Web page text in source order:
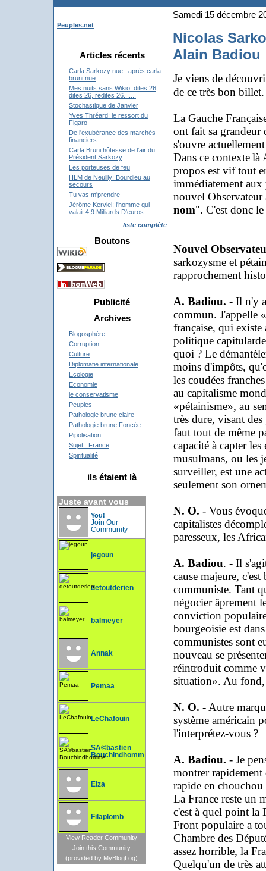
Peuples.net
Articles récents
Carla Sarkozy nue...après carla
bruni nue
Mes nuits sans Wikio: dites 26,
dites 26, redites 26.......
Stochastique de Janvier
Yves Thréard: le ressort du
Figaro
De l'exubérance des marchés
financiers
Carla Bruni hôtesse de l'air du
Président Sarkozy
Les porteuses de feu
HLM de Neuilly: Bourdieu au
secours
Tu vas m'prendre
Jérôme Kerviel: l'homme qui
valait 4,9 Milliards D'euros
liste complète
Boutons
Publicité
Archives
Blogosphère
Corruption
Culture
Diplomatie internationale
Ecologie
Economie
le conservatisme
Peuples
Pathologie brune claire
Pathologie brune Foncée
Pipolisation
Sujet : France
Spiritualité
ils étaient là
Juste avant vous
You!
Join Our
Community
jegoun
detoutderien
balmeyer
Annak
Pemaa
LeChafouin
SÃ©bastien
Bouchindhomme
Elza
Filaplomb
View Reader Community
Join this Community
(provided by MyBlogLog)
Samedi 15 décembre
Nicolas
Alain Badiou
Je viens de
de ce très bon billet.
La Gauche
ont fait sa grandeur
s'ouvre
Dans ce contextelà
propos est vif tout
immédiatement
nouvel
nom". C'est donc
Nouvel
sarkozysme et
rapprochement
A. Badiou. - Il n'y
commun. J'appelle
française, qui
politique
quoi ? Le
moins d'impôts,
les coudées
au capitalisme
«pétainisme», au
très dure, visant
faut tout de même
capacité à capter
musulmans, ou les
surveiller, est une
seulement son
N. O. - Vous
capitalistes
paresseux, les
A. Badiou. - Il
cause majeure,
communiste. Tant
négocier âprement
conviction
bourgeoisie est
communistes sont
nouveau se
réintroduit comme
situation». Au fond,
N. O. - Autre
système américain
l'interprétez-vous ?
A. Badiou. - Je
montrer
rapide en
La France reste un
c'est à quel point la
Front populaire a
Chambre des
assez horrible, la
Quelqu'un de très